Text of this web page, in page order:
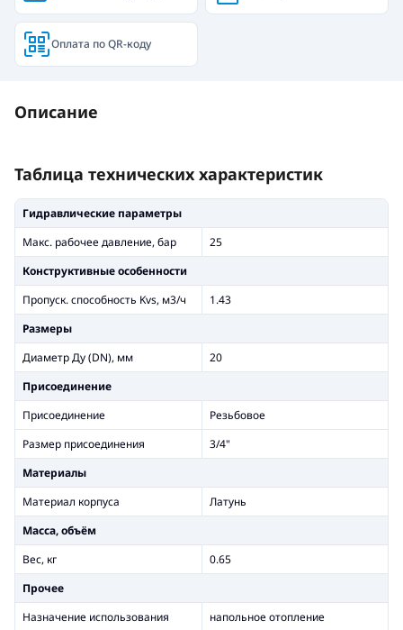
Оплата по QR-коду
Описание
Таблица технических характеристик
Гидравлические параметры
Макс. рабочее давление, бар
25
Конструктивные особенности
Пропуск. способность Kvs, м3/ч
1.43
Размеры
Диаметр Ду (DN), мм
20
Присоединение
Присоединение
Резьбовое
Размер присоединения
3/4"
Материалы
Материал корпуса
Латунь
Масса, объём
Вес, кг
0.65
Прочее
Назначение использования
напольное отопление